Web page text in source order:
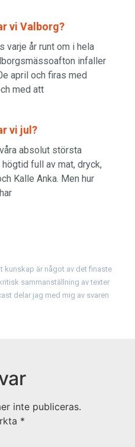
kunskap är något av det finaste
sammanställning av texter
delar jag med mig av svaren
vi Valborg?
varje år runt om i hela
infaller
april och firas med
med att
vi jul?
absolut största
högtid full av mat, dryck,
Kalle Anka. Men hur
inte publiceras.
*